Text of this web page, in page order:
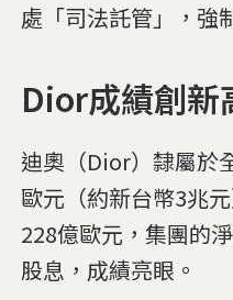
處「司法託管」，強
Dior成績創
迪奧（Dior）隸屬於
歐元（約新台幣3兆
228億歐元，集團的
股息，成績亮眼。